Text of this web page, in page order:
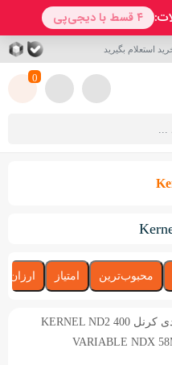
استعلام بگیرید
0
محبوب‌ترین امتیاز
فیلتر لنز ان دی کرنل KERNEL ND2 400
VARIABLE NDX